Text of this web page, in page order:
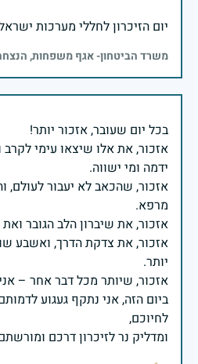
יום הזיכרון לחללי מערכות ישראל
משרד הביטחון- אגף משפחות,
אזכור, את אלו שיצאו עימי לקרב
אזכור, שהכאב לא יעבור לעולם,
אזכור, את צדקת הדרך, ואשבע
ביום הזה, אני נתקף געגוע
ומדליק נר לזיכרון דרכם